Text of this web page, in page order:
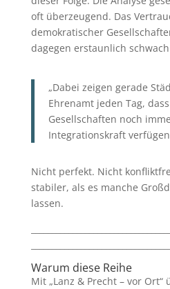
oft überzeugend. Das
demokratischer
dagegen erstaunlich
„Dabei zeigen gerade
Ehrenamt jeden Tag,
Gesellschaften noch
Integrationskraft
Nicht perfekt. Nicht
stabiler, als es manche
lassen.
Warum diese Reihe
Mit „Lanz & Precht – vor Ort“